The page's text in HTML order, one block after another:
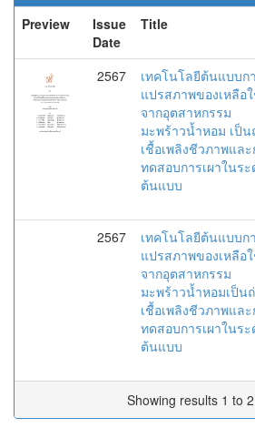
Preview
Issue
Date
Title
2567
เทคโนโลยีต้นแบบก
แปรสภาพของเหลือ
จากอุตสาหกรรม
มะพร้าวน้ำหอม เป็
เชื้อเพลิงชีวภาพและ
ทดสอบการเผาในร
ต้นแบบ
2567
เทคโนโลยีต้นแบบก
แปรสภาพของเหลือ
จากอุตสาหกรรม
มะพร้าวน้ำหอมเป็น
เชื้อเพลิงชีวภาพและ
ทดสอบการเผาในร
ต้นแบบ
Showing results 1 to